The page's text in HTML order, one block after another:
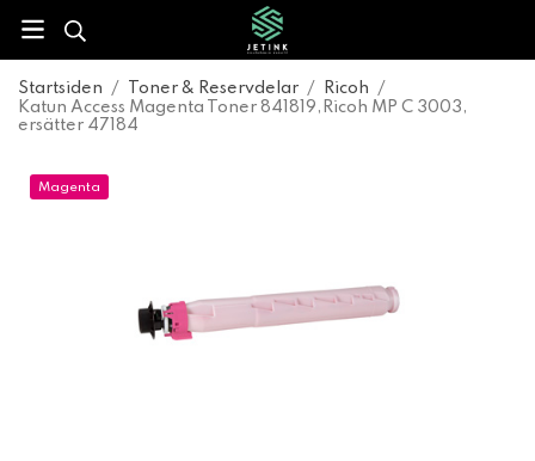
Startsiden / Toner & Reservdelar / Ricoh
/
Katun Access Magenta Toner 841819,Ricoh MP C 3003,
ersätter 47184
Magenta